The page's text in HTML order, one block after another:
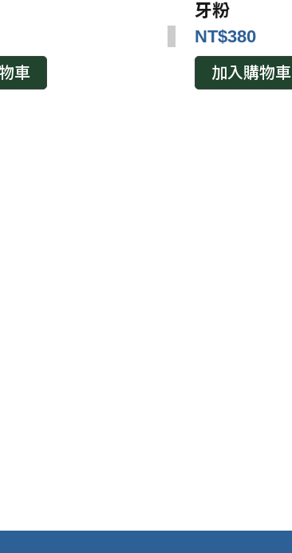
車
牙粉
NT$380
加入購物車